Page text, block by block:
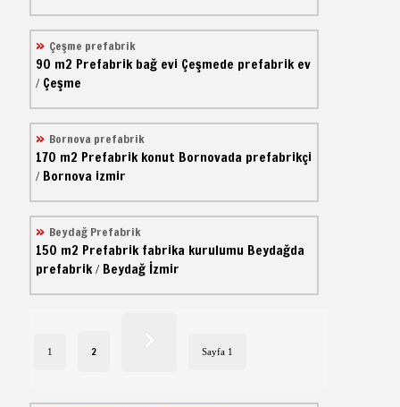
Çeşme prefabrik
90 m2 Prefabrik bağ evi Çeşmede prefabrik ev
/ Çeşme
Bornova prefabrik
170 m2 Prefabrik konut Bornovada prefabrikçi
/ Bornova izmir
Beydağ Prefabrik
150 m2 Prefabrik fabrika kurulumu Beydağda
prefabrik/ Beydağ İzmir
1 2 Sayfa 1